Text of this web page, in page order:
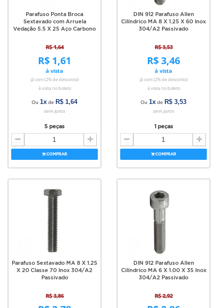
Parafuso Ponta Broca
Sextavado com Arruela
Vedação 5.5 X 25 Aço Carbono
R$ 1,64
R$ 1,61
à vista
já com (2% de desconto)
à vista no boleto
Ou 1x de R$ 1,64
sem juros
5 peças
COMPRAR
DIN 912 Parafuso Allen
Cilíndrico MA 8 X 1.25 X 60 Inox
304/A2 Passivado
R$ 3,53
R$ 3,46
à vista
já com (2% de desconto)
à vista no boleto
Ou 1x de R$ 3,53
sem juros
1 peças
COMPRAR
Parafuso Sextavado MA 8 X 1.25
X 20 Classe 70 Inox 304/A2
Passivado
R$ 3,86
DIN 912 Parafuso Allen
Cilíndrico MA 6 X 1.00 X 35 Inox
304/A2 Passivado
R$ 2,92